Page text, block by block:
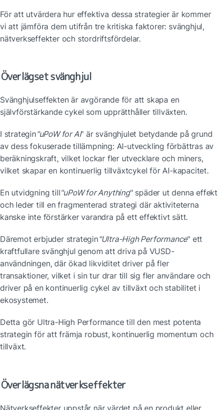
För att utvärdera hur effektiva dessa strategier är kommer
vi att jämföra dem utifrån tre kritiska faktorer: svänghjul,
nätverkseffekter och stordriftsfördelar.
Överlägset svänghjul
Svänghjulseffekten är avgörande för att skapa en
självförstärkande cykel som upprätthåller tillväxten.
I strategin"uPoW for AI" är svänghjulet betydande på grund
av dess fokuserade tillämpning: AI-utveckling förbättras av
beräkningskraft, vilket lockar fler utvecklare och miners,
vilket skapar en kontinuerlig tillväxtcykel för AI-kapacitet.
En utvidgning till"uPoW for Anything" späder ut denna effekt
och leder till en fragmenterad strategi där aktiviteterna
kanske inte förstärker varandra på ett effektivt sätt.
Däremot erbjuder strategin"Ultra-High Performance" ett
kraftfullare svänghjul genom att driva på VUSD-
användningen, där ökad likviditet driver på fler
transaktioner, vilket i sin tur drar till sig fler användare och
driver på en kontinuerlig cykel av tillväxt och stabilitet i
ekosystemet.
Detta gör Ultra-High Performance till den mest potenta
strategin för att främja robust, kontinuerlig momentum och
tillväxt.
Överlägsna nätverkseffekter
Nätverkseffekter uppstår när värdet på en produkt eller